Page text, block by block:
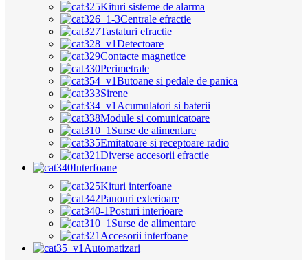
Kituri sisteme de alarma
Centrale efractie
Tastaturi efractie
Detectoare
Contacte magnetice
Perimetrale
Butoane si pedale de panica
Sirene
Acumulatori si baterii
Module si comunicatoare
Surse de alimentare
Emitatoare si receptoare radio
Diverse accesorii efractie
Interfoane
Kituri interfoane
Panouri exterioare
Posturi interioare
Surse de alimentare
Accesorii interfoane
Automatizari